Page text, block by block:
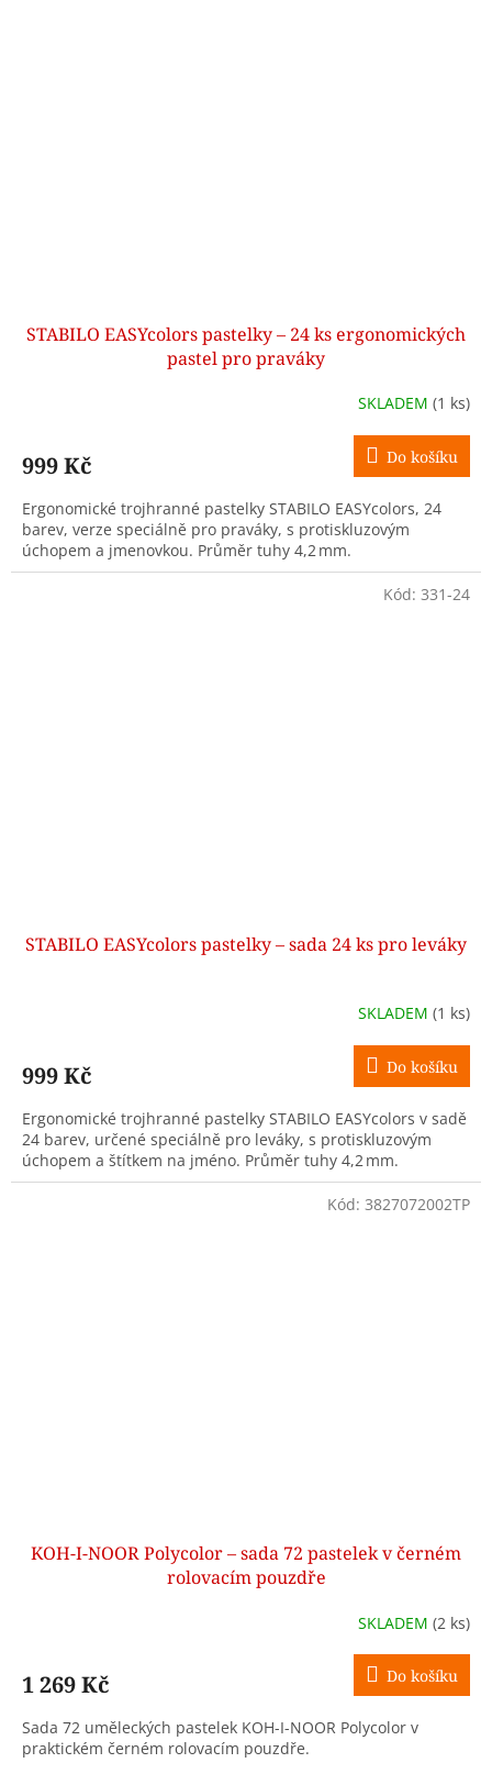
STABILO EASYcolors pastelky – 24 ks ergonomických
pastel pro praváky
SKLADEM (1 ks)
999 Kč Do košíku
Ergonomické trojhranné pastelky STABILO EASYcolors, 24
barev, verze speciálně pro praváky, s protiskluzovým
úchopem a jmenovkou. Průměr tuhy 4,2 mm.
STABILO EASYcolors pastelky – sada 24 ks pro leváky
SKLADEM (1 ks)
999 Kč Do košíku
Ergonomické trojhranné pastelky STABILO EASYcolors v sadě
24 barev, určené speciálně pro leváky, s protiskluzovým
úchopem a štítkem na jméno. Průměr tuhy 4,2 mm.
Kód: 331-24
KOH-I-NOOR Polycolor – sada 72 pastelek v černém
rolovacím pouzdře
SKLADEM (2 ks)
1 269 Kč Do košíku
Sada 72 uměleckých pastelek KOH-I-NOOR Polycolor v
praktickém černém rolovacím pouzdře.
Kód: 3827072002TP